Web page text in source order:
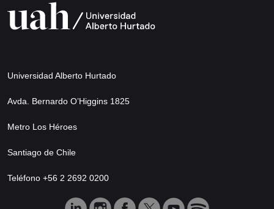
Universidad Alberto Hurtado
Avda. Bernardo O’Higgins 1825
Metro Los Héroes
Santiago de Chile
Teléfono +56 2 2692 0200